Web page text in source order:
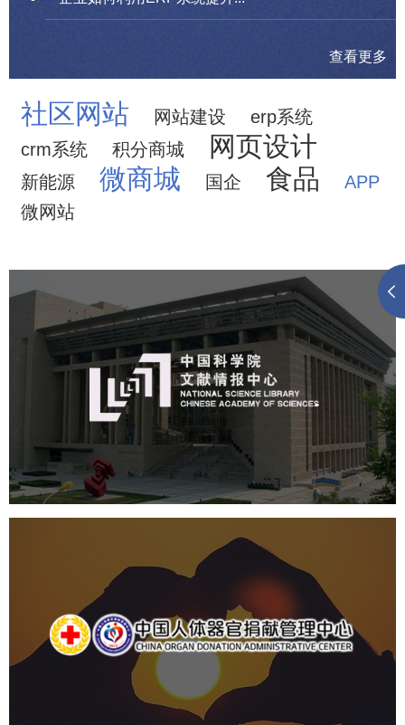
查看更多
社区网站 网站建设
erp系统
crm系统
积分商城 网页设计
新能源 微商城 国企 食品
APP
微网站
中国科学院文献情报中心
网站建设
数字博物馆建设
展厅空间设计
产品展厅设计
中国人体器官捐献管理中心
国企 品牌官网 网站建设